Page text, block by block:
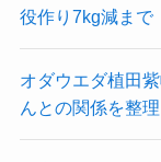
役作り7kg減まで
オダウエダ植田
んとの関係を整理